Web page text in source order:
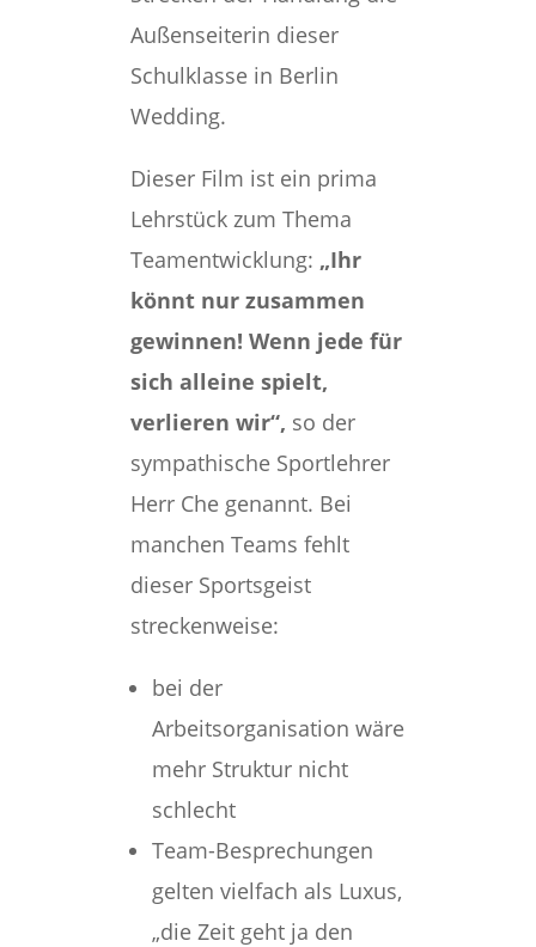
Außenseiterin dieser
Schulklasse in Berlin
Wedding.
Dieser Film ist ein prima
Lehrstück zum Thema
Teamentwicklung: „Ihr
könnt nur zusammen
gewinnen! Wenn jede für
sich alleine spielt,
verlieren wir“, so der
sympathische Sportlehrer
Herr Che genannt. Bei
manchen Teams fehlt
dieser Sportsgeist
streckenweise:
bei der
Arbeitsorganisation wäre
mehr Struktur nicht
schlecht
Team-Besprechungen
gelten vielfach als Luxus,
„die Zeit geht ja den